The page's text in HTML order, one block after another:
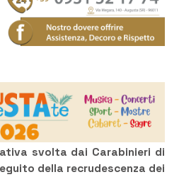
svolta dai Carabinieri di
della recrudescenza dei